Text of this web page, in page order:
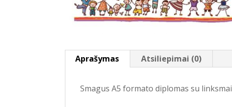
Aprašymas Atsiliepimai (0)
Smagus A5 formato diplomas su